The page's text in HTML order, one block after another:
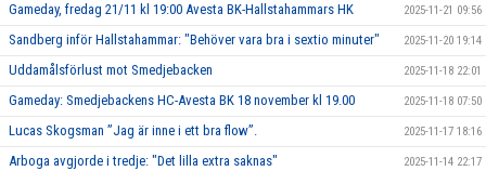
Gameday, fredag 21/11 kl 19:00 Avesta BK-Hallstahammars HK 2025-11-21 09:56
Sandberg inför Hallstahammar: "Behöver vara bra i sextio minuter" 2025-11-20 19:14
Uddamålsförlust mot Smedjebacken 2025-11-18 22:01
Gameday: Smedjebackens HC-Avesta BK 18 november kl 19.00 2025-11-18 07:50
Lucas Skogsman ”Jag är inne i ett bra flow”. 2025-11-17 18:16
Arboga avgjorde i tredje: "Det lilla extra saknas" 2025-11-14 22:17